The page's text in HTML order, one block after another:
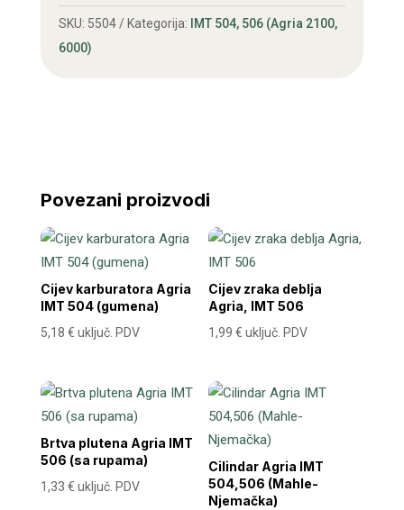
IMT
506
količina
SKU: 5504 Kategorija:
IMT 504, 506 (Agria 2100,
6000)
Povezani proizvodi
Cijev karburatora Agria
IMT 504 (gumena)
5,18 € uključ. PDV
Cijev zraka deblja
Agria, IMT 506
1,99€ uključ. PDV
Brtva plutena Agria IMT
506 (sa rupama)
1,33 € uključ. PDV
Cilindar Agria IMT
504,506 (Mahle-
Njemačka)